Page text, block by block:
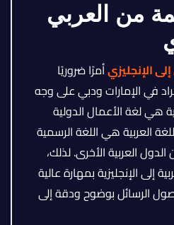
من العربي
الإنجليزيأمرًا ضروريًا
في الإمارات ودبي على وجه
هي لغة الأعمال الدولية
العربية هي اللغة الرسمية
العربية الأخرى. لذلك،
إلى الإنجليزية بمهارة عالية
الرسائل بوضوح ودقة إلى